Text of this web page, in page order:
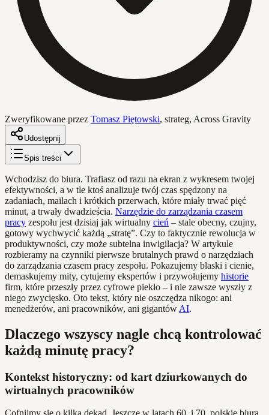
Zweryfikowane przez Tomasz Piętowski, strateg, Across Gravity
Udostępnij
Spis treści
Wchodzisz do biura. Trafiasz od razu na ekran z wykresem twojej
efektywności, a w tle ktoś analizuje twój czas spędzony na
zadaniach, mailach i krótkich przerwach, które miały trwać pięć
minut, a trwały dwadzieścia. Narzędzie do zarządzania czasem
pracy zespołu jest dzisiaj jak wirtualny cień – stale obecny, czujny,
gotowy wychwycić każdą „stratę”. Czy to faktycznie rewolucja w
produktywności, czy może subtelna inwigilacja? W artykule
rozbieramy na czynniki pierwsze brutalnych prawd o narzędziach
do zarządzania czasem pracy zespołu. Pokazujemy blaski i cienie,
demaskujemy mity, cytujemy ekspertów i przywołujemy historie
firm, które przeszły przez cyfrowe piekło – i nie zawsze wyszły z
niego zwycięsko. Oto tekst, który nie oszczędza nikogo: ani
menedżerów, ani pracowników, ani gigantów AI.
Dlaczego wszyscy nagle chcą kontrolować
każdą minutę pracy?
Kontekst historyczny: od kart dziurkowanych do
wirtualnych pracowników